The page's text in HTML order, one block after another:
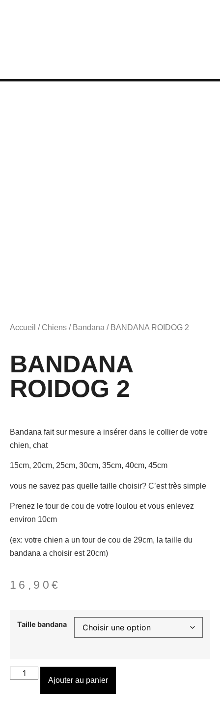
Accueil / Chiens / Bandana / BANDANA ROIDOG 2
BANDANA
ROIDOG 2
Bandana fait sur mesure a insérer dans le collier de votre
chien, chat
15cm, 20cm, 25cm, 30cm, 35cm, 40cm, 45cm
vous ne savez pas quelle taille choisir? C’est très simple
Prenez le tour de cou de votre loulou et vous enlevez
environ 10cm
(ex: votre chien a un tour de cou de 29cm, la taille du
bandana a choisir est 20cm)
16,90 €
Taille bandana
Ajouter au panier